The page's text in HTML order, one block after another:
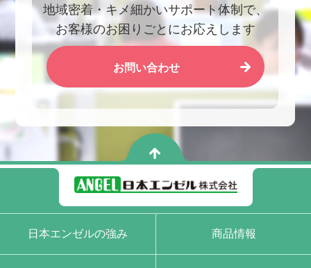
地域密着・キメ細かいサポート体制で、
お客様のお困りごとにお応えします
お問い合わせ
日本エンゼルの強み 商品情報